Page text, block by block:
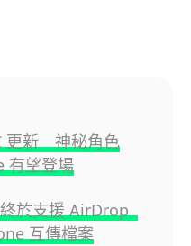
更新 神秘角色
有望登場
於支援 AirDrop
互傳檔案